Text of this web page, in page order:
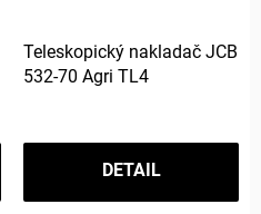
Teleskopický nakladač JCB
532-70 Agri TL4
DETAIL